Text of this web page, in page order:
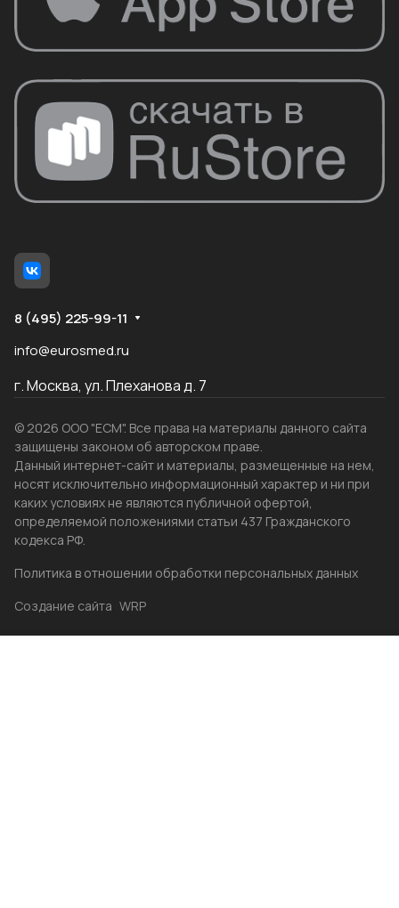
8 (495) 225-99-11
info@eurosmed.ru
г. Москва, ул. Плеханова д. 7
© 2026 ООО "ЕСМ". Все права на материалы данного сайта
защищены законом об авторском праве.
Данный интернет-сайт и материалы, размещенные на нем,
носят исключительно информационный характер и ни при
каких условиях не являются публичной офертой,
определяемой положениями статьи 437 Гражданского
кодекса РФ.
Политика в отношении обработки персональных данных
Создание сайта WRP